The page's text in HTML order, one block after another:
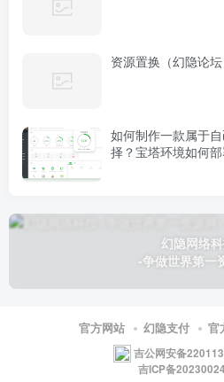
资源置换（幻隐论坛
如何制作一款属于
择？宝塔环境如何部
幻隐网络
-争做世界第一
官方网站 幻隐支付 官
吉公网安备
吉ICP备